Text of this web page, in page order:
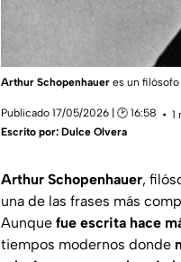
Arthur Schopenhauer es un filósofo
Publicado 17/05/2026 | 🕑 16:58
1
Escrito por: Dulce Olvera
Arthur Schopenhauer,
una de las frases más
Aunque fue escrita hace
tiempos modernos donde